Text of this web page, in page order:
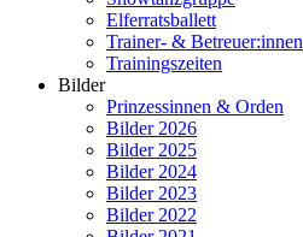
Elferratsballett
Trainer- & Betreuer:innen
Trainingszeiten
Bilder
Prinzessinnen & Orden
Bilder 2026
Bilder 2025
Bilder 2024
Bilder 2023
Bilder 2022